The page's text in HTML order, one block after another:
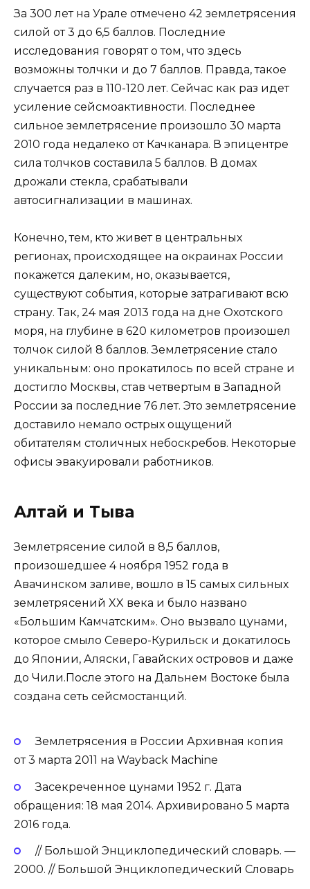
За 300 лет на Урале отмечено 42 землетрясения
силой от 3 до 6,5 баллов. Последние
исследования говорят о том, что здесь
возможны толчки и до 7 баллов. Правда, такое
случается раз в 110-120 лет. Сейчас как раз идет
усиление сейсмоактивности. Последнее
сильное землетрясение произошло 30 марта
2010 года недалеко от Качканара. В эпицентре
сила толчков составила 5 баллов. В домах
дрожали стекла, срабатывали
автосигнализации в машинах.
Конечно, тем, кто живет в центральных
регионах, происходящее на окраинах России
покажется далеким, но, оказывается,
существуют события, которые затрагивают всю
страну. Так, 24 мая 2013 года на дне Охотского
моря, на глубине в 620 километров произошел
толчок силой 8 баллов. Землетрясение стало
уникальным: оно прокатилось по всей стране и
достигло Москвы, став четвертым в Западной
России за последние 76 лет. Это землетрясение
доставило немало острых ощущений
обитателям столичных небоскребов. Некоторые
офисы эвакуировали работников.
Алтай и Тыва
Землетрясение силой в 8,5 баллов,
произошедшее 4 ноября 1952 года в
Авачинском заливе, вошло в 15 самых сильных
землетрясений XX века и было названо
«Большим Камчатским». Оно вызвало цунами,
которое смыло Северо-Курильск и докатилось
до Японии, Аляски, Гавайских островов и даже
до Чили.После этого на Дальнем Востоке была
создана сеть сейсмостанций.
Землетрясения в России Архивная копия
от 3 марта 2011 на Wayback Machine
Засекреченное цунами 1952 г. Дата
обращения: 18 мая 2014. Архивировано 5 марта
2016 года.
// Большой Энциклопедический словарь. —
2000. // Большой Энциклопедический Словарь